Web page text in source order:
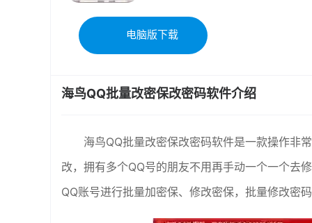
电脑版下载
海鸟QQ批量改密保改密码软件介绍
海鸟QQ批量改密保改密码软件是一款操作非
改，拥有多个QQ号的朋友不用再手动一个一个去
QQ账号进行批量加密保、修改密保，批量修改密